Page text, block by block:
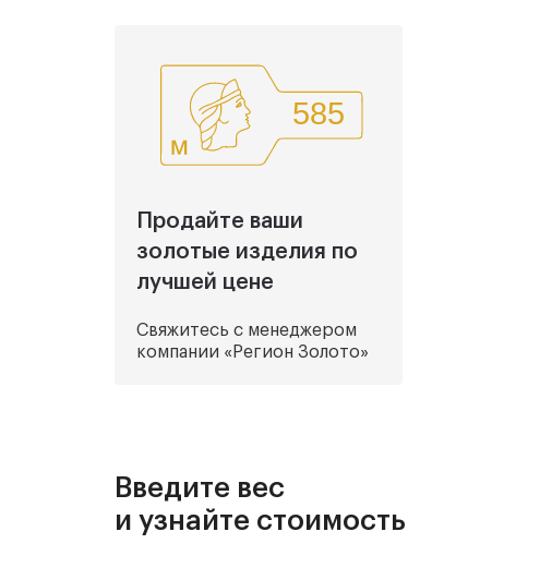
585
Продайте ваши
золотые изделия по
лучшей цене
Свяжитесь с менеджером
компании «Регион Золото»
Введите вес
и узнайте стоимость